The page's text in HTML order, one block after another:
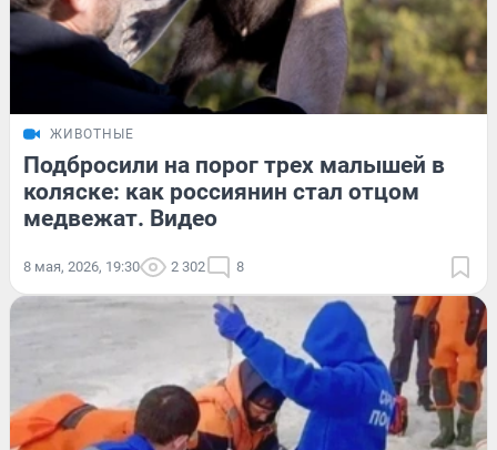
ЖИВОТНЫЕ
Подбросили на порог трех малышей в
коляске: как россиянин стал отцом
медвежат. Видео
8 мая, 2026, 19:30 2 302 8